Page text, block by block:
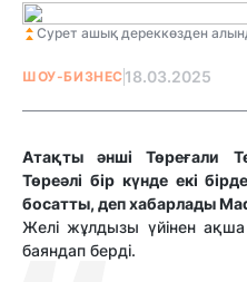
Сурет ашық дереккөзден
ШОУ-БИЗНЕС 18.03.2025
Атақты әнші Төреғали
Төреәлі бір күнде екі
босатты, деп хабарлады
Желі жұлдызы үйінен
баяндап берді.